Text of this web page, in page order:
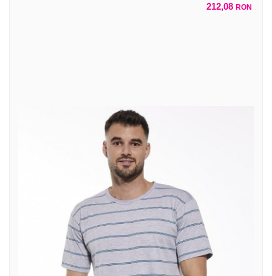
212,08 RON